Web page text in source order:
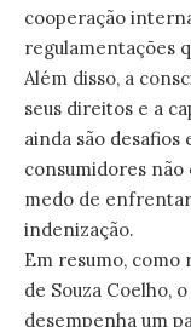
cooperação
regulamentações
Além disso, a
seus direitos e a
ainda são
consumidores
medo de
indenização.
Em resumo, como
de Souza Coelho,
desempenha um